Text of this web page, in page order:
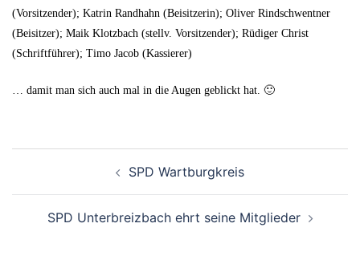
(Vorsitzender); Katrin Randhahn (Beisitzerin); Oliver Rindschwentner
(Beisitzer); Maik Klotzbach (stellv. Vorsitzender); Rüdiger Christ
(Schriftführer); Timo Jacob (Kassierer)
… damit man sich auch mal in die Augen geblickt hat. 🙂
SPD Wartburgkreis
SPD Unterbreizbach ehrt seine Mitglieder